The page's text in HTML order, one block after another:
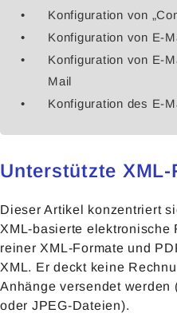
Konfiguration von
Konfiguration von E-
Konfiguration von E-
Mail
Konfiguration des E-
Unterstützte XML-
Dieser Artikel konzentriert
XML-basierte
reiner XML-Formate und
XML. Er deckt keine
Anhänge versendet werden
oder JPEG-Dateien).